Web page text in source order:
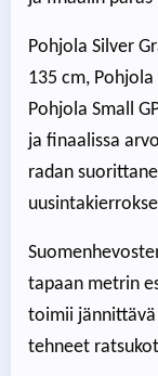
Pohjola Silver
135 cm,
Pohjola Small
ja finaalissa
radan
tapaan metrin
toimii jännittävä
tehneet